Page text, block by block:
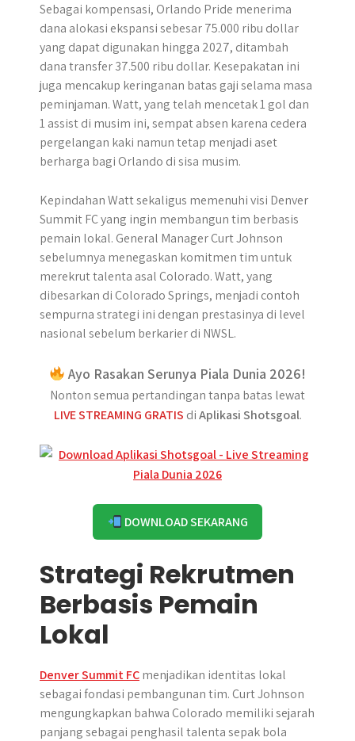
Sebagai kompensasi, Orlando Pride menerima
dana alokasi ekspansi sebesar 75.000 ribu dollar
yang dapat digunakan hingga 2027, ditambah
dana transfer 37.500 ribu dollar. Kesepakatan ini
juga mencakup keringanan batas gaji selama masa
peminjaman. Watt, yang telah mencetak 1 gol dan
1 assist di musim ini, sempat absen karena cedera
pergelangan kaki namun tetap menjadi aset
berharga bagi Orlando di sisa musim.
Kepindahan Watt sekaligus memenuhi visi Denver
Summit FC yang ingin membangun tim berbasis
pemain lokal. General Manager Curt Johnson
sebelumnya menegaskan komitmen tim untuk
merekrut talenta asal Colorado. Watt, yang
dibesarkan di Colorado Springs, menjadi contoh
sempurna strategi ini dengan prestasinya di level
nasional sebelum berkarier di NWSL.
Ayo Rasakan Serunya Piala Dunia 2026!
Nonton semua pertandingan tanpa batas lewat
LIVE STREAMING GRATIS diAplikasi Shotsgoal.
DOWNLOAD SEKARANG
Strategi Rekrutmen
Berbasis Pemain
Lokal
Denver Summit FCmenjadikan identitas lokal
sebagai fondasi pembangunan tim. Curt Johnson
mengungkapkan bahwa Colorado memiliki sejarah
panjang sebagai penghasil talenta sepak bola